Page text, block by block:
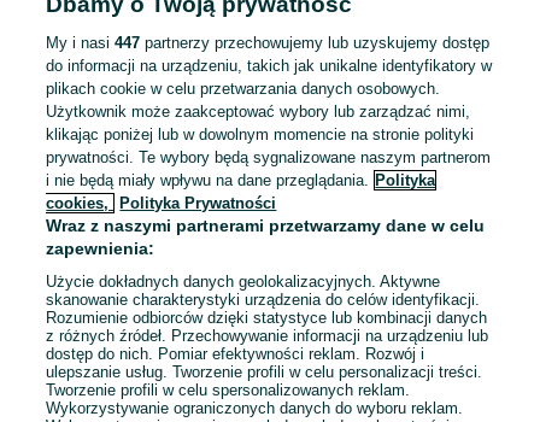
Odświeżono dnia 07 sierpnia 2026
Автозавод без досвіду | 35 zł брутто + премія |
Житло по 2є | Безкоштовні обіди | Без знання
мови
Worklife Polska
7 000 - 9 100 zł / mies. brutto
Rzeszów
Pełny etat
Umowa zlecenie
Doświadczenie nie jest wymagane
Dyspozycyjność: Praca zmianowa
Miejsce pracy: W siedzibie firmy
Rekrutacja online
+ 1 inne
05 sierpnia 2026
My i nasi447 partnerzy przechowujemy lub uzyskujemy dostęp
do informacji na urządzeniu, takich jak unikalne identyfikatory w
plikach cookie w celu przetwarzania danych osobowych.
Użytkownik może zaakceptować wybory lub zarządzać nimi,
klikając poniżej lub w dowolnym momencie na stronie polityki
prywatności. Te wybory będą sygnalizowane naszym partnerom
i nie będą miały wpływu na dane przeglądania. Polityka
cookies,
Polityka Prywatności
Wraz z naszymi partnerami przetwarzamy dane w celu
zapewnienia:
Użycie dokładnych danych geolokalizacyjnych. Aktywne
skanowanie charakterystyki urządzenia do celów identyfikacji.
Rozumienie odbiorców dzięki statystyce lub kombinacji danych
z różnych źródeł. Przechowywanie informacji na urządzeniu lub
dostęp do nich. Pomiar efektywności reklam. Rozwój i
ulepszanie usług. Tworzenie profili w celu personalizacji treści.
Tworzenie profili w celu spersonalizowanych reklam.
Wykorzystywanie ograniczonych danych do wyboru reklam.